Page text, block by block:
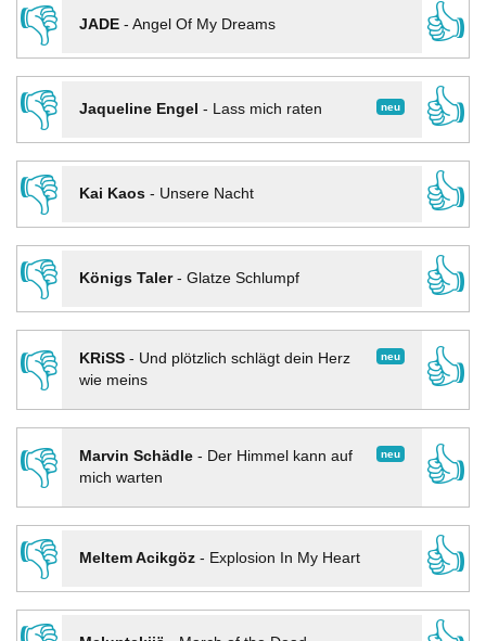
👎
JADE- Angel Of My Dreams
👍
👎
neu
Jaqueline Engel - Lass mich raten
👍
👎
Kai Kaos- Unsere Nacht
👍
👎
Königs Taler- Glatze Schlumpf
👍
👎
neu
KRiSS- Und plötzlich schlägt dein Herz
wie meins
👍
👎 neu
Marvin Schädle- Der Himmel kann auf
mich warten
👍
👎
Meltem Acikgöz- Explosion In My Heart
👍